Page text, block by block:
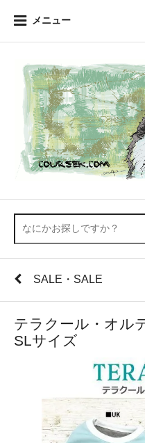
メニュー
SALE・SALE
テラクール・オル
SLサイズ